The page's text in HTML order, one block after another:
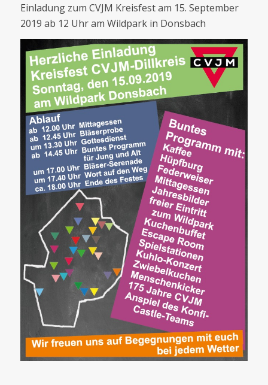
Einladung zum CVJM Kreisfest am 15. September
2019 ab 12 Uhr am Wildpark in Donsbach